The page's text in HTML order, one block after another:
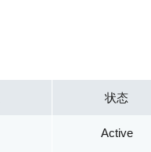
状态
Active